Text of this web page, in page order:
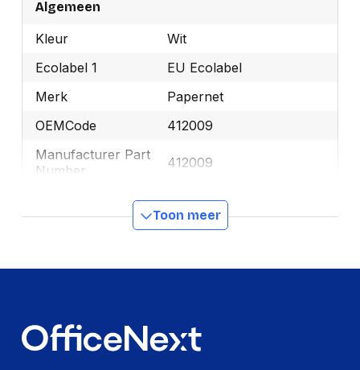
Algemeen
Kleur
Wit
Ecolabel 1
EU Ecolabel
Merk
Papernet
OEMCode
412009
Manufacturer Part
Number
412009
Ja
8024929520090
Breedte
425 mm
Toon meer